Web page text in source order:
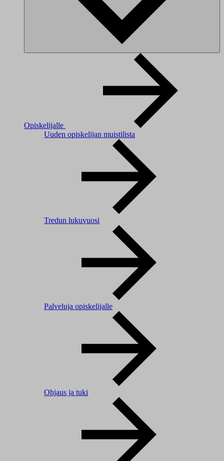
Opiskelijalle
Uuden opiskelijan muistilista
Tredun lukuvuosi
Palveluja opiskelijalle
Ohjaus ja tuki